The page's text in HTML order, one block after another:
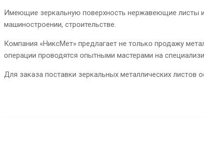
Имеющие зеркальную поверхность нержавеющие листы
машиностроении, строительстве.
Компания «НиксМет» предлагает не только продажу
операции проводятся опытными мастерами на
Для заказа поставки зеркальных металлических листов